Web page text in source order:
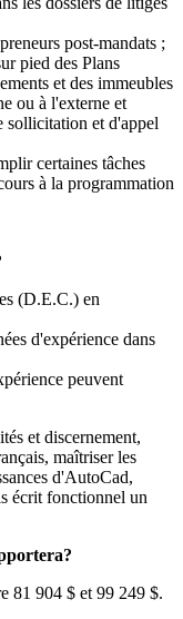
post-mandats ;
pied des Plans
et des immeubles
ou à l'externe et
sollicitation et d'appel
certaines tâches
à la programmation
(D.E.C.) en
d'expérience dans
peuvent
et discernement,
maîtriser les
d'AutoCad,
écrit fonctionnel un
81 904 $ et 99 249 $.